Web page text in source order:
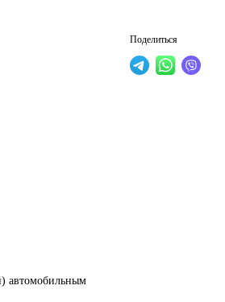
Поделиться
автомобильным